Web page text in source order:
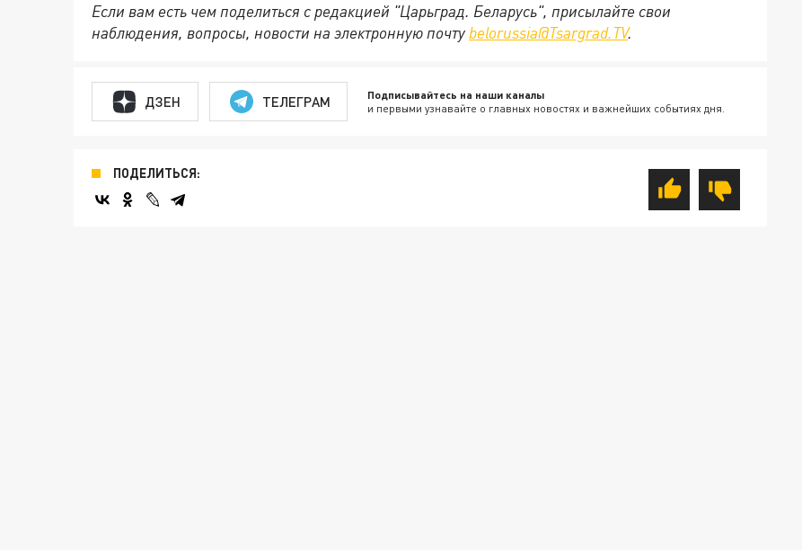
Если вам есть чем поделиться с редакцией "Царьград. Беларусь", присылайте свои
наблюдения, вопросы, новости на электронную почту belorussia@Tsargrad.TV.
ДЗЕН ТЕЛЕГРАМ Подписывайтесь на наши каналы
и первыми узнавайте о главных новостях и важнейших событиях дня.
ПОДЕЛИТЬСЯ: